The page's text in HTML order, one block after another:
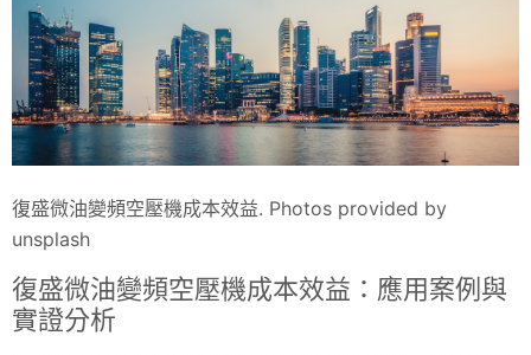
復盛微油變頻空壓機成本效益. Photos provided by
unsplash
復盛微油變頻空壓機成本效益：應用案例與
實證分析